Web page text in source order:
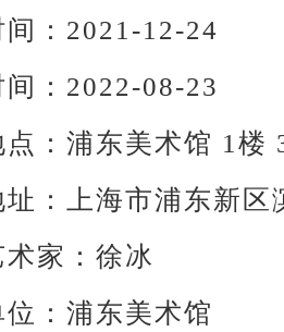
：2021-12-24
：2022-08-23
浦东美术馆 1楼
上海市浦东新区
家：徐冰
：浦东美术馆